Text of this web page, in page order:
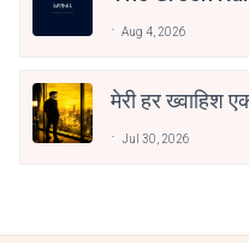
Aug 4, 2026
मेरी हर ख्वाहिश
Jul 30, 2026